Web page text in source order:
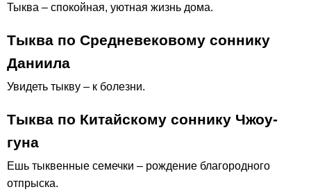
Тыква – спокойная, уютная жизнь дома.
Тыква по Средневековому соннику
Даниила
Увидеть тыкву – к болезни.
Тыква по Китайскому соннику Чжоу-
гуна
Ешь тыквенные семечки – рождение благородного
отпрыска.